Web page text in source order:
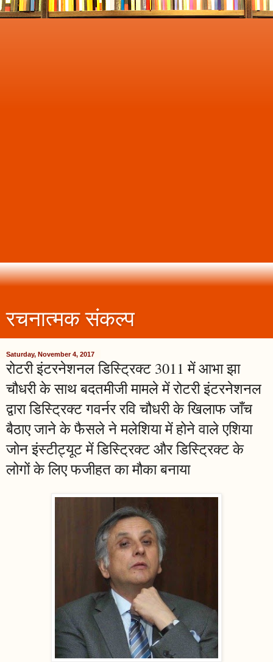
रचनात्मक संकल्प
Saturday, November 4, 2017
रोटरी इंटरनेशनल डिस्ट्रिक्ट 3011 में आभा झा
चौधरी के साथ बदतमीजी मामले में रोटरी इंटरनेशनल
द्वारा डिस्ट्रिक्ट गवर्नर रवि चौधरी के खिलाफ जाँच
बैठाए जाने के फैसले ने मलेशिया में होने वाले एशिया
जोन इंस्टीट्यूट में डिस्ट्रिक्ट और डिस्ट्रिक्ट के
लोगों के लिए फजीहत का मौका बनाया